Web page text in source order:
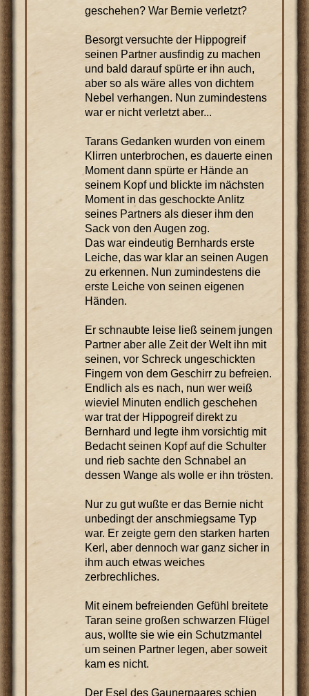
geschehen? War Bernie verletzt?
Besorgt versuchte der Hippogreif
seinen Partner ausfindig zu machen
und bald darauf spürte er ihn auch,
aber so als wäre alles von dichtem
Nebel verhangen. Nun zumindestens
war er nicht verletzt aber...
Tarans Gedanken wurden von einem
Klirren unterbrochen, es dauerte einen
Moment dann spürte er Hände an
seinem Kopf und blickte im nächsten
Moment in das geschockte Anlitz
seines Partners als dieser ihm den
Sack von den Augen zog.
Das war eindeutig Bernhards erste
Leiche, das war klar an seinen Augen
zu erkennen. Nun zumindestens die
erste Leiche von seinen eigenen
Händen.
Er schnaubte leise ließ seinem jungen
Partner aber alle Zeit der Welt ihn mit
seinen, vor Schreck ungeschickten
Fingern von dem Geschirr zu befreien.
Endlich als es nach, nun wer weiß
wieviel Minuten endlich geschehen
war trat der Hippogreif direkt zu
Bernhard und legte ihm vorsichtig mit
Bedacht seinen Kopf auf die Schulter
und rieb sachte den Schnabel an
dessen Wange als wolle er ihn trösten.
Nur zu gut wußte er das Bernie nicht
unbedingt der anschmiegsame Typ
war. Er zeigte gern den starken harten
Kerl, aber dennoch war ganz sicher in
ihm auch etwas weiches
zerbrechliches.
Mit einem befreienden Gefühl breitete
Taran seine großen schwarzen Flügel
aus, wollte sie wie ein Schutzmantel
um seinen Partner legen, aber soweit
kam es nicht.
Der Esel des Gaunerpaares schien